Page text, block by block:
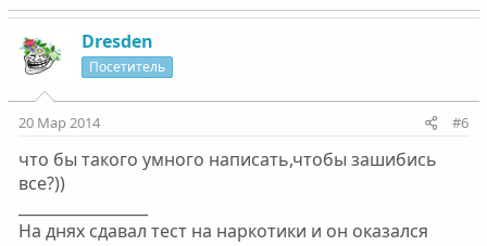
Dresden
Посетитель
20 Мар 2014 #6
что бы такого умного написать,чтобы зашибись
все?))
На днях сдавал тест на наркотики и он оказался